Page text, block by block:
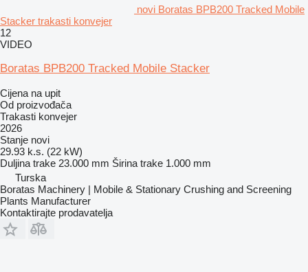
novi Boratas BPB200 Tracked Mobile
Stacker trakasti konvejer
12
VIDEO
Boratas BPB200 Tracked Mobile Stacker
Cijena na upit
Od proizvođača
Trakasti konvejer
2026
Stanje novi
29.93 k.s. (22 kW)
Duljina trake 23.000 mm Širina trake 1.000 mm
Turska
Boratas Machinery | Mobile & Stationary Crushing and Screening
Plants Manufacturer
Kontaktirajte prodavatelja